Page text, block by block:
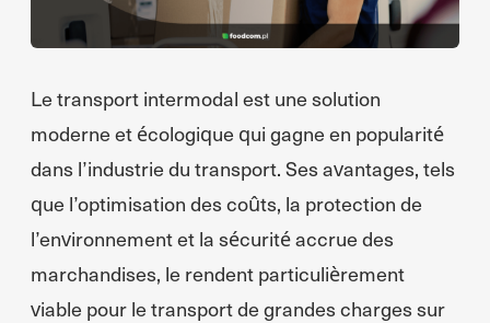
Le transport intermodal est une solution
moderne et écologique qui gagne en popularité
dans l’industrie du transport. Ses avantages, tels
que l’optimisation des coûts, la protection de
l’environnement et la sécurité accrue des
marchandises, le rendent particulièrement
viable pour le transport de grandes charges sur